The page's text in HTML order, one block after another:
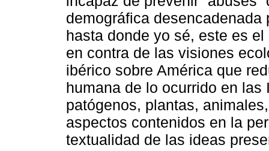
demográfica
hasta donde yo sé, este es
en contra de las visiones
ibérico sobre América que
humana de lo ocurrido en
patógenos, plantas,
aspectos contenidos en la
textualidad de las ideas